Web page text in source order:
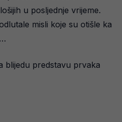
u posljednje vrijeme.
misli koje su otišle ka
blijedu predstavu prvaka